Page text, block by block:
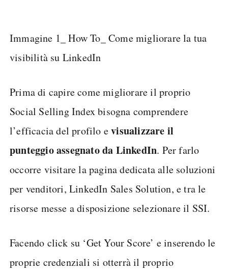
Immagine 1_ How To_ Come migliorare la tua
visibilità su LinkedIn
Prima di capire come migliorare il proprio
Social Selling Index bisogna comprendere
l’efficacia del profilo evisualizzare il
punteggio assegnato da LinkedIn. Per farlo
occorre visitare la pagina dedicata alle soluzioni
per venditori, LinkedIn Sales Solution, e tra le
risorse messe a disposizione selezionare il SSI.
Facendo click su ‘Get Your Score’ e inserendo le
proprie credenziali si otterrà il proprio